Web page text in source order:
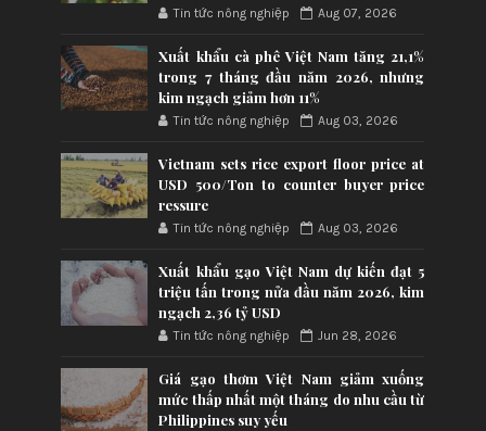
Tin tức nông nghiệp Aug 07, 2026
Xuất khẩu cà phê Việt Nam tăng 21,1%
trong 7 tháng đầu năm 2026, nhưng
kim ngạch giảm hơn 11%
Tin tức nông nghiệp Aug 03, 2026
Vietnam sets rice export floor price at
USD 500/Ton to counter buyer price
ressure
Tin tức nông nghiệp Aug 03, 2026
Xuất khẩu gạo Việt Nam dự kiến đạt 5
triệu tấn trong nửa đầu năm 2026, kim
ngạch 2,36 tỷ USD
Tin tức nông nghiệp Jun 28, 2026
Giá gạo thơm Việt Nam giảm xuống
mức thấp nhất một tháng do nhu cầu từ
Philippines suy yếu